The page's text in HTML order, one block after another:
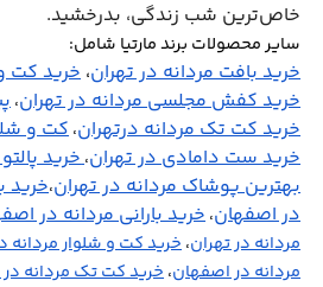
خاص‌ترین شب زندگی، بدرخشید.
سایر محصولات برند مارتیا شامل:
خرید بافت مردانه در تهران، خرید کت
خرید کفش مجلسی مردانه در تهران،
خرید کت تک مردانه درتهران،کت و
خرید ست دامادی در تهران،خرید
بهترین پوشاک مردانه در تهران،خرید
در اصفهان،خرید بارانی مردانه در
مردانه در تهران،خرید کت و شلوار مردانه
مردانه در اصفهان،خرید کت تک مردانه